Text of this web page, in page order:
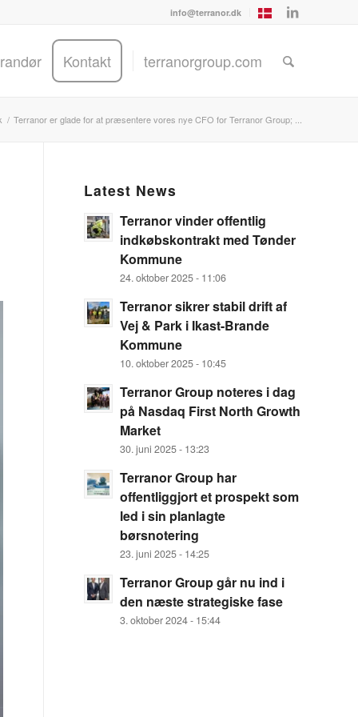
info@terranor.dk
Kontakt terranorgroup.com
/ Terranor er glade for at præsentere vores nye CFO for Terranor Group; ...
Latest News
Terranor vinder offentlig
indkøbskontrakt med Tønder
Kommune
24. oktober 2025 - 11:06
Terranor sikrer stabil drift af
Vej & Park i Ikast-Brande
Kommune
10. oktober 2025 - 10:45
Terranor Group noteres i dag
på Nasdaq First North Growth
Market
30. juni 2025 - 13:23
Terranor Group har
offentliggjort et prospekt som
led i sin planlagte
børsnotering
23. juni 2025 - 14:25
Terranor Group går nu ind i
den næste strategiske fase
3. oktober 2024 - 15:44